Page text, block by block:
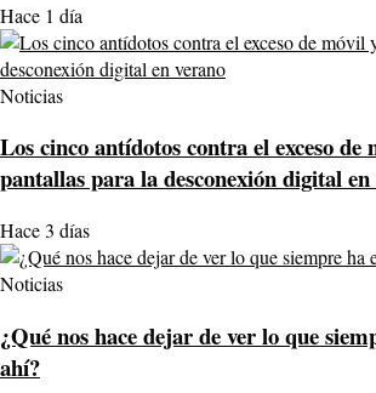
Hace 1 día
Noticias
Los cinco antídotos contra el exceso de
pantallas para la desconexión digital en
Hace 3 días
Noticias
¿Qué nos hace dejar de ver lo que
ahí?